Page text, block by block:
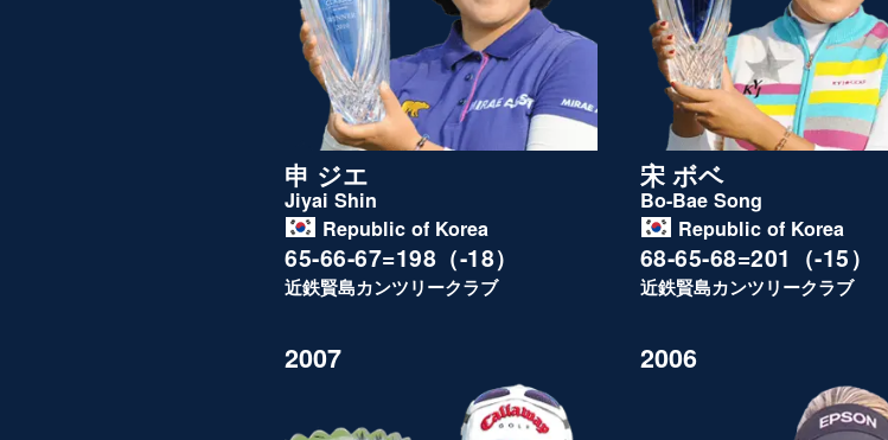
申 ジエ
Jiyai Shin
Republic of Korea
65-66-67=198（-18）
近鉄賢島カンツリークラブ
宋 ボベ
Bo-Bae Song
Republic of Korea
68-65-68=201（-15）
近鉄賢島カンツリークラブ
2007 2006